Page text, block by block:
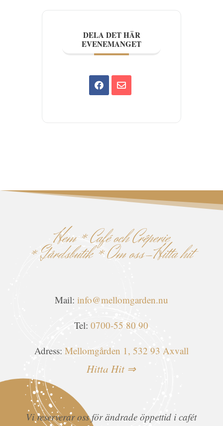
DELA DET HÄR
EVENEMANGET
Hem*Café och Crêperie
*Gårdsbutik*Om oss-Hitta hit
Mail: info@mellomgarden.nu
Tel:0700-55 80 90
Adress: Mellomgården 1, 532 93 Axvall
Hitta Hit ⇒
Vi reserverar oss för ändrade öppettid i cafét